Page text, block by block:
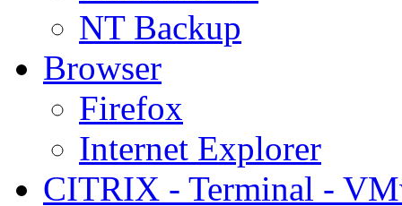
NT Backup
Browser
Firefox
Internet Explorer
CITRIX - Terminal -